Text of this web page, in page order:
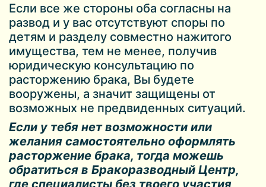
Если все же стороны оба согласны на
развод и у вас отсутствуют споры по
детям и разделу совместно нажитого
имущества, тем не менее, получив
юридическую консультацию по
расторжению брака, Вы будете
вооружены, а значит защищены от
возможных не предвиденных ситуаций.
Если у тебя нет возможности или
желания самостоятельно оформлять
расторжение брака, тогда можешь
обратиться в Бракоразводный Центр,
где специалисты без твоего участия